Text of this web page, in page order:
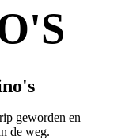
geworden en
de weg.